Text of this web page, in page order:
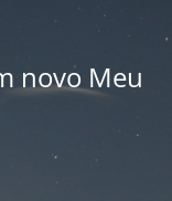
novo Meu